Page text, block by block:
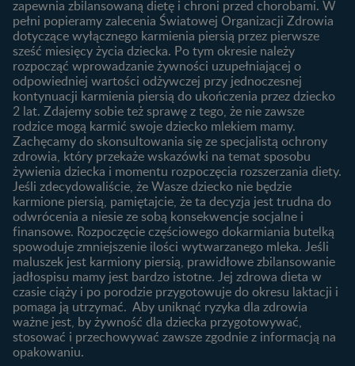
Wyszukiwarka produktów
Nasze marki
Jak rozpoznać dni płodne?
Badania przed ciążą
Planowanie urlopu
macierzyńskiego
3. trymestr ciąży
Rozwój dziecka
Kalendarz rozwoju dziecka
Skoki rozwojowe
Ząbkowanie u niemowląt
Żywienie dziecka
10 sposobów jak poprawić
laktację
Jakie mleko następne
wybrać dla dziecka?
Jak rozszerzać dietę
niemowlaka?
Przydatne materiały dla
rodziców
Poradniki dla rodziców
Karty do zdjęć dla
Maluszka
Materiały do pobrania
Narzędzia dla rodziców
zapewnia zbilansowaną dietę i chroni przed chorobami. W
pełni popieramy zalecenia Światowej Organizacji Zdrowia
dotyczące wyłącznego karmienia piersią przez pierwsze
sześć miesięcy życia dziecka. Po tym okresie należy
rozpocząć wprowadzanie żywności uzupełniającej o
odpowiedniej wartości odżywczej przy jednoczesnej
kontynuacji karmienia piersią do ukończenia przez dziecko
2 lat. Zdajemy sobie też sprawę z tego, że nie zawsze
rodzice mogą karmić swoje dziecko mlekiem mamy.
Zachęcamy do skonsultowania się ze specjalistą ochrony
zdrowia, który przekaże wskazówki na temat sposobu
żywienia dziecka i momentu rozpoczęcia rozszerzania diety.
Jeśli zdecydowaliście, że Wasze dziecko nie będzie
karmione piersią, pamiętajcie, że ta decyzja jest trudna do
odwrócenia a niesie ze sobą konsekwencje socjalne i
finansowe. Rozpoczęcie częściowego dokarmiania butelką
spowoduje zmniejszenie ilości wytwarzanego mleka. Jeśli
maluszek jest karmiony piersią, prawidłowe zbilansowanie
jadłospisu mamy jest bardzo istotne. Jej zdrowa dieta w
czasie ciąży i po porodzie przygotowuje do okresu laktacji i
pomaga ją utrzymać. Aby uniknąć ryzyka dla zdrowia
ważne jest, by żywność dla dziecka przygotowywać,
stosować i przechowywać zawsze zgodnie z informacją na
opakowaniu.